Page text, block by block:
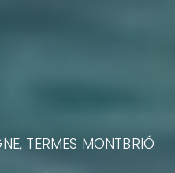
TERMES MONTBRIÓ